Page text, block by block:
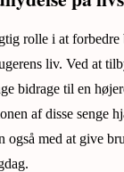
rolle i at forbedre
liv. Ved at
bidrage til en
af disse senge
også med at give